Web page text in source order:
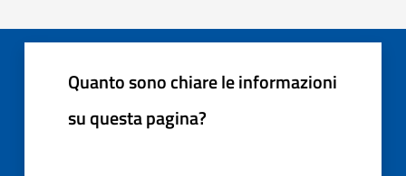
Quanto sono chiare le informazioni
su questa pagina?